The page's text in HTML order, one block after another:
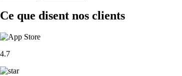
Ce que disent nos clients
4.7